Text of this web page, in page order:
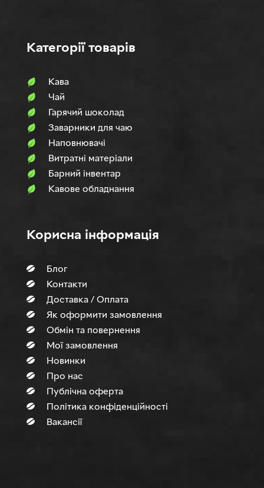
Категорії товарів
Кава
Чай
Гарячий шоколад
Заварники для чаю
Наповнювачi
Витратні матеріали
Барний інвентар
Кавове обладнання
Корисна інформація
Блог
Контакти
Доставка / Оплата
Як оформити замовлення
Обмін та повернення
Мої замовлення
Новинки
Про нас
Публічна оферта
Політика конфіденційності
Вакансії